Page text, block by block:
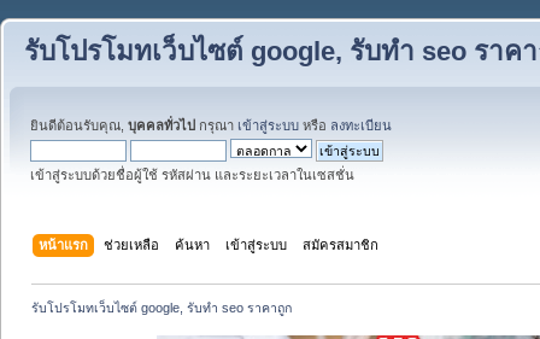
รับโปรโมทเว็บไซต์ google, รับทำ seo ราค
ยินดีต้อนรับคุณ, บุคคลทั่วไป กรุณา เข้าสู่ระบบ หรือ ลงทะเบียน
เข้าสู่ระบบด้วยชื่อผู้ใช้ รหัสผ่าน และระยะเวลาในเซสชั่น
หน้าแรก ช่วยเหลือ ค้นหา เข้าสู่ระบบ สมัครสมาชิก
รับโปรโมทเว็บไซต์ google, รับทำ seo ราคาถูก